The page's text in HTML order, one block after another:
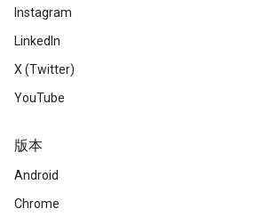
Instagram
LinkedIn
X (Twitter)
YouTube
版本
Android
Chrome